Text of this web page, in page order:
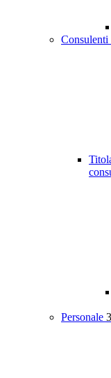
Consulenti
Personale